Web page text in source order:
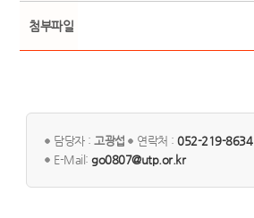
첨부파일
담당자 :고광섭 연락처 :052-219-8634
E-Mail:go0807@utp.or.kr